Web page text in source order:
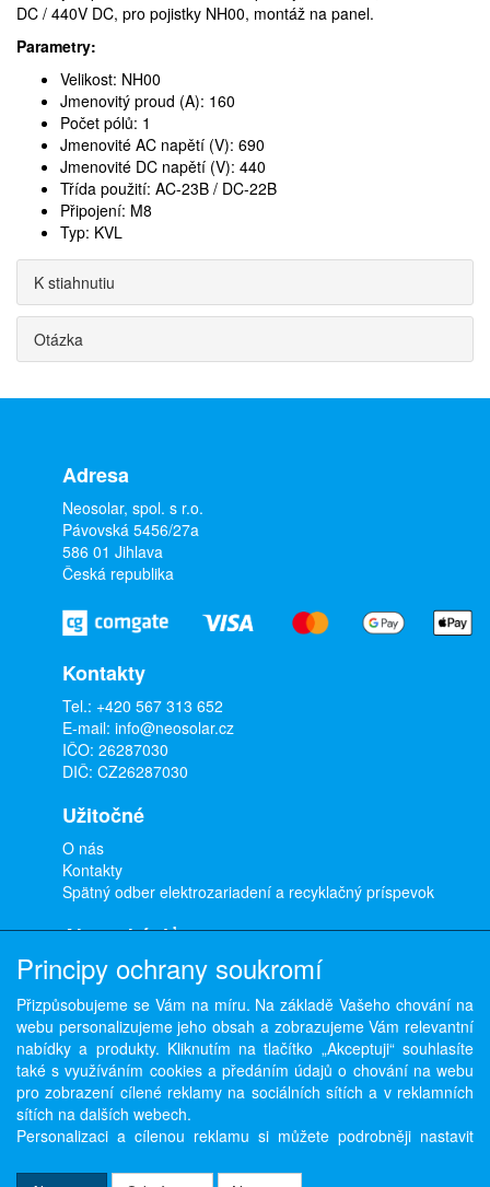
DC / 440V DC, pro pojistky NH00, montáž na panel.
Parametry:
Velikost: NH00
Jmenovitý proud (A): 160
Počet pólů: 1
Jmenovité AC napětí (V): 690
Jmenovité DC napětí (V): 440
Třída použití: AC-23B / DC-22B
Připojení: M8
Typ: KVL
K stiahnutiu
Otázka
Adresa
Neosolar, spol. s r.o.
Pávovská 5456/27a
586 01 Jihlava
Česká republika
Kontakty
Tel.: +420 567 313 652
E-mail: info@neosolar.cz
IČO: 26287030
DIČ: CZ26287030
Užitočné
O nás
Kontakty
Spätný odber elektrozariadení a recyklačný príspevok
Ako nakúpiť
Doprava a platba
Obchodné podmienky
Ochrana osobných údajov
Odstúpenie od zmluvy
Copyright © ABRA Software a.s. 2026,
Principy ochrany soukromí
Přizpůsobujeme se Vám na míru. Na základě Vašeho chování na
webu personalizujeme jeho obsah a zobrazujeme Vám relevantní
nabídky a produkty. Kliknutím na tlačítko „Akceptuji“ souhlasíte
také s využíváním cookies a předáním údajů o chování na webu
pro zobrazení cílené reklamy na sociálních sítích a v reklamních
sítích na dalších webech.
Personalizaci a cílenou reklamu si můžete podrobněji nastavit